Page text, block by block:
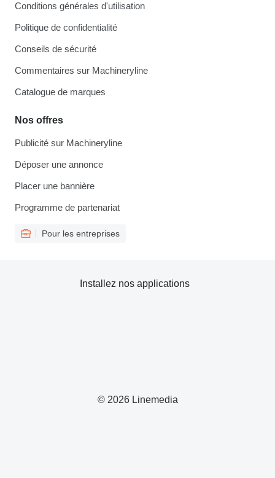
Conditions générales d'utilisation
Politique de confidentialité
Conseils de sécurité
Commentaires sur Machineryline
Catalogue de marques
Nos offres
Publicité sur Machineryline
Déposer une annonce
Placer une bannière
Programme de partenariat
Pour les entreprises
© 2026 Linemedia
Installez nos applications